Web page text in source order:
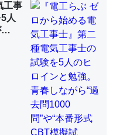
らんかった。調べたら
分の1程度。
＝「昆虫はなぜ海にいな
も不足してて両方に不
工事
人